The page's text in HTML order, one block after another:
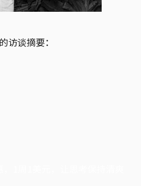
访谈摘要：